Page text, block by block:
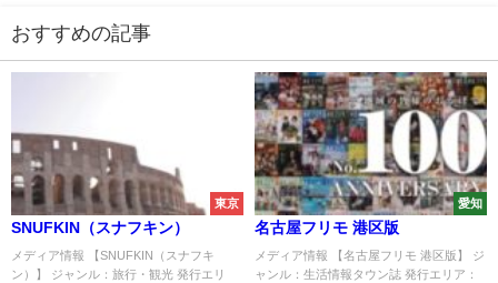
おすすめの記事
東京
SNUFKIN（スナフキン）
メディア情報 【SNUFKIN（スナフキ
ン）】 ジャンル：旅行・観光 発行エリ
愛知
名古屋フリモ 港区版
メディア情報 【名古屋フリモ 港区版】 ジ
ャンル：生活情報タウン誌 発行エリア：